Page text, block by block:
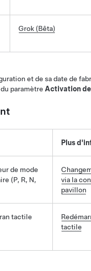
Grok (Bêta)
et de sa date de
paramètre Activation
Plus
de mode
(P, R, N,
via la
pavillon
tactile
tactile